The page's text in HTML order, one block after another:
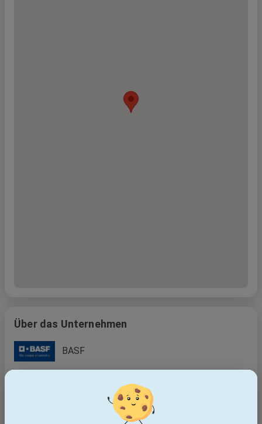
Über das Unternehmen
BASF
Mitarbeiter